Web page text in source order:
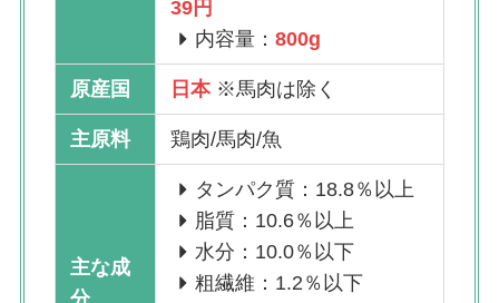
39円
内容量： 800g
原産国 日本※馬肉は除く
主原料 鶏肉/馬肉/魚
主な成
タンパク質：18.8％以上
脂質：10.6％以上
水分：10.0％以下
粗繊維：1.2％以下